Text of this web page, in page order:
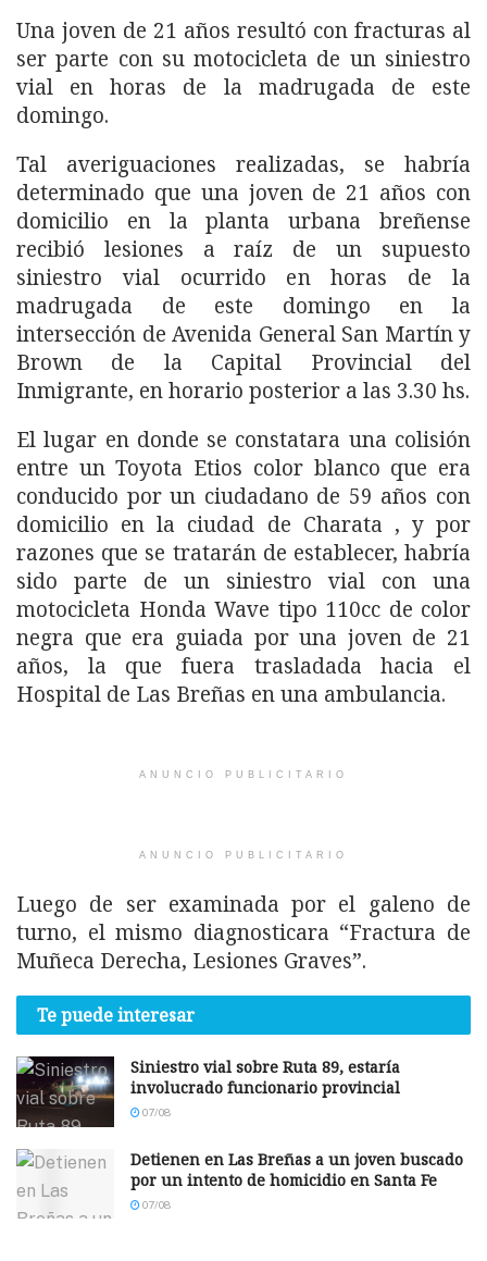
Una joven de 21 años resultó con fracturas al
ser parte con su motocicleta de un siniestro
vial en horas de la madrugada de este
domingo.
Tal averiguaciones realizadas, se habría
determinado que una joven de 21 años con
domicilio en la planta urbana breñense
recibió lesiones a raíz de un supuesto
siniestro vial ocurrido en horas de la
madrugada de este domingo en la
intersección de Avenida General San Martín y
Brown de la Capital Provincial del
Inmigrante, en horario posterior a las 3.30 hs.
El lugar en donde se constatara una colisión
entre un Toyota Etios color blanco que era
conducido por un ciudadano de 59 años con
domicilio en la ciudad de Charata , y por
razones que se tratarán de establecer, habría
sido parte de un siniestro vial con una
motocicleta Honda Wave tipo 110cc de color
negra que era guiada por una joven de 21
años, la que fuera trasladada hacia el
Hospital de Las Breñas en una ambulancia.
ANUNCIO PUBLICITARIO
ANUNCIO PUBLICITARIO
Luego de ser examinada por el galeno de
turno, el mismo diagnosticara “Fractura de
Muñeca Derecha, Lesiones Graves”.
Te puede interesar
Siniestro vial sobre Ruta 89, estaría
involucrado funcionario provincial
07/08
Detienen en Las Breñas a un joven buscado
por un intento de homicidio en Santa Fe
07/08